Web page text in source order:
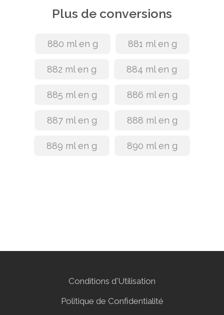
Plus de conversions
880 ml en g 881 ml en g
882 ml en g 884 ml en g
885 ml en g 886 ml en g
887 ml en g 888 ml en g
889 ml en g 890 ml en g
Conditions d'Utilisation
Politique de Confidentialité